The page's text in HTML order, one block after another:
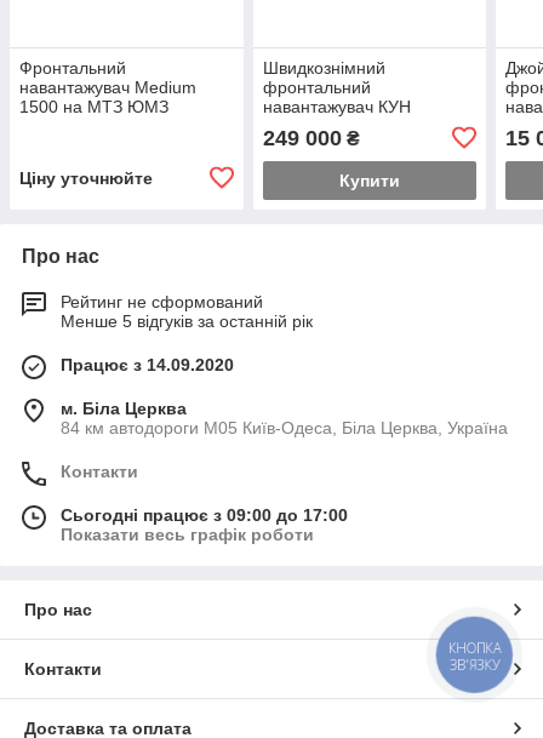
Фронтальний
навантажувач Medium
1500 на МТЗ ЮМЗ
Ціну уточнюйте
Швидкознімний
фронтальний
навантажувач КУН
МТЗ-80
249 000₴
Купити
15
Про нас
Рейтинг не сформований
Менше 5 відгуків за останній рік
Працює з 14.09.2020
м. Біла Церква
84 км автодороги М05 Київ-Одеса, Біла Церква, Україна
Контакти
Сьогодні працює з 09:00 до 17:00
Показати весь графік роботи
Про нас
Контакти
Доставка та оплата
КНОПКА
ЗВ'ЯЗКУ